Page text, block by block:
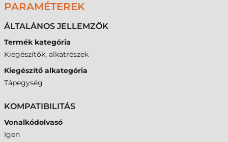
PARAMÉTEREK
ÁLTALÁNOS JELLEMZŐK
Termék kategória
Kiegészítők, alkatrészek
Kiegészítő alkategória
Tápegység
KOMPATIBILITÁS
Vonalkódolvasó
Igen